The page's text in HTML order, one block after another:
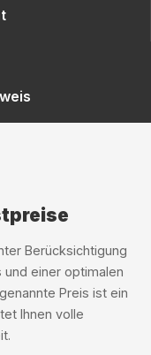
Berücksichtigung
einer optimalen
Preis ist ein
Ihnen volle